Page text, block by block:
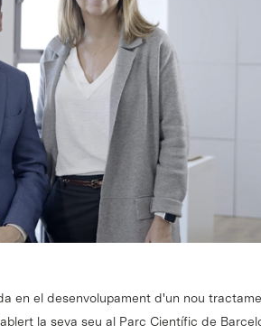
en el desenvolupament d'un nou
la seva seu al Parc Científic de